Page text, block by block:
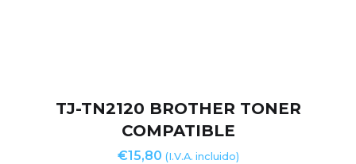
TJ-TN2120 BROTHER TONER
COMPATIBLE
€15,80 (I.V.A. incluido)